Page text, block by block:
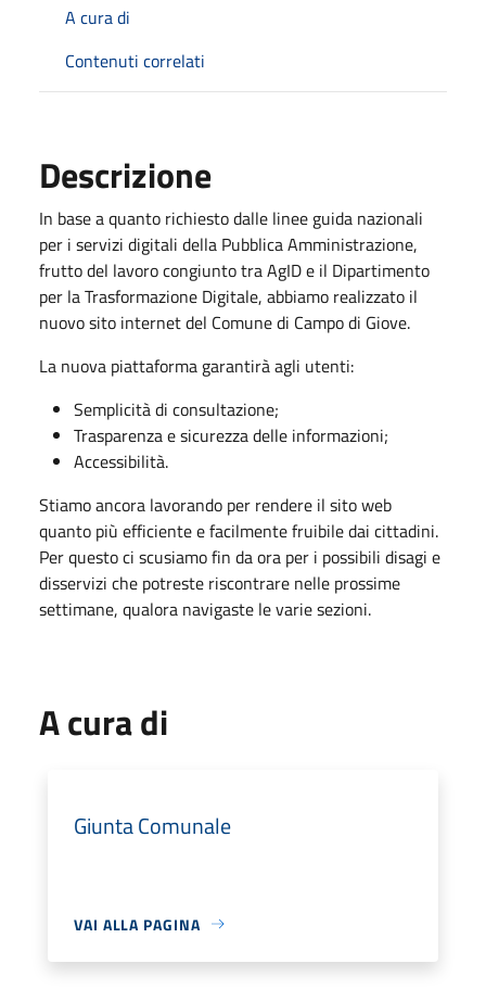
A cura di
Contenuti correlati
Descrizione
In base a quanto richiesto dalle linee guida nazionali
per i servizi digitali della Pubblica Amministrazione,
frutto del lavoro congiunto tra AgID e il Dipartimento
per la Trasformazione Digitale, abbiamo realizzato il
nuovo sito internet del Comune di Campo di Giove.
La nuova piattaforma garantirà agli utenti:
Semplicità di consultazione;
Trasparenza e sicurezza delle informazioni;
Accessibilità.
Stiamo ancora lavorando per rendere il sito web
quanto più efficiente e facilmente fruibile dai cittadini.
Per questo ci scusiamo fin da ora per i possibili disagi e
disservizi che potreste riscontrare nelle prossime
settimane, qualora navigaste le varie sezioni.
A cura di
Giunta Comunale
VAI ALLA PAGINA